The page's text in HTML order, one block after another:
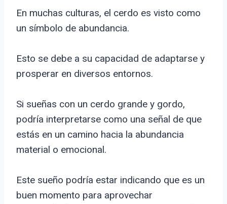
En muchas culturas, el cerdo es visto como
un símbolo de abundancia.
Esto se debe a su capacidad de adaptarse y
prosperar en diversos entornos.
Si sueñas con un cerdo grande y gordo,
podría interpretarse como una señal de que
estás en un camino hacia la abundancia
material o emocional.
Este sueño podría estar indicando que es un
buen momento para aprovechar